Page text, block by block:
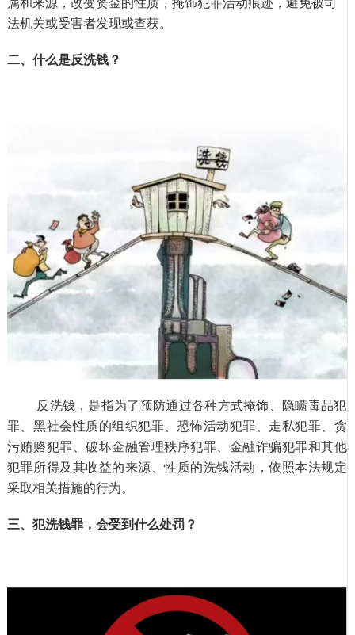
法机关或受害者发现或查获。
二、什么是反洗钱？
反洗钱，是指为了预防通过各种方式掩饰、隐瞒毒品犯
罪、黑社会性质的组织犯罪、恐怖活动犯罪、走私犯罪、贪
污贿赂犯罪、破坏金融管理秩序犯罪、金融诈骗犯罪和其他
犯罪所得及其收益的来源、性质的洗钱活动，依照本法规定
采取相关措施的行为。
三、犯洗钱罪，会受到什么处罚？